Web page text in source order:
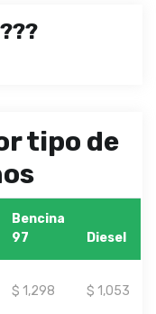
tipo de
Bencina
97
Diesel
$ 1,298 $ 1,053